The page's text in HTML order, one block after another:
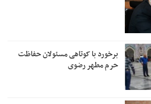
برخورد با کوتاهی مسئولان حفاظت
حرم مطهر رضوی